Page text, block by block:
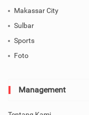
Makassar City
Sulbar
Sports
Foto
Management